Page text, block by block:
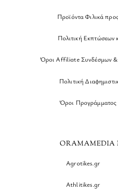
Προϊόντα Φιλικά
Πολιτική
Όροι Affiliate Συνδέσμων &
Πολιτική
Όροι Προγράμματος
ORAMAMEDIA
Agrotikes.gr
Athlitikes.gr